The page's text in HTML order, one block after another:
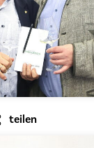
teilen